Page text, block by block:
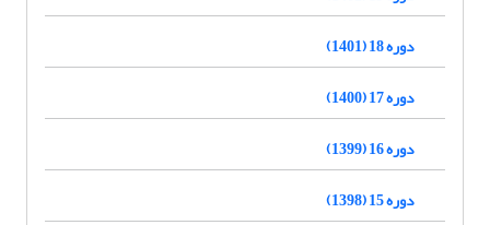
دوره 18 (1401)
دوره 17 (1400)
دوره 16 (1399)
دوره 15 (1398)